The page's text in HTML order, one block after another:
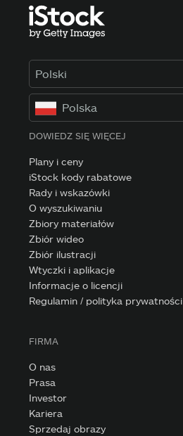
Polski
Polska
DOWIEDZ SIĘ WIĘCEJ
Plany i ceny
iStock kody rabatowe
Rady i wskazówki
O wyszukiwaniu
Zbiory materiałów
Zbiór wideo
Zbiór ilustracji
Wtyczki i aplikacje
Informacje o licencji
Regulamin / polityka prywatności
FIRMA
O nas
Prasa
Investor
Kariera
Sprzedaj obrazy